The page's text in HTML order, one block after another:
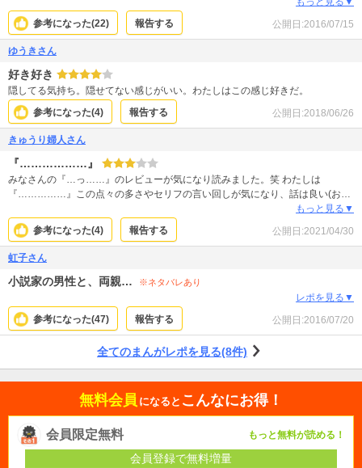
と激しい描写があればゾクゾクできたのになあなんて思ってしまいました。
参考になった(22) 報告する 公開日:2016/07/15
ゆうきさん
好き好き
隠してる気持ち。隠せてない感じがいい。わたしはこの感じ好きだ。
参考になった(4) 報告する 公開日:2018/06/26
きゅうり婦人さん
『………………』
みなさんの『…っ……』のレビューが気になり読みました。笑 わたしは
『……………』この点々の多さやセリフの言い回しが気になり、話は良い(おも
しろい)のに所々で ふふふ となりました。あと絵が上手くはなく、顔の構図や
いろいろな箇所が気になり度々止まってしまいます。
もっと見る▼
参考になった(4) 報告する 公開日:2021/04/30
虹子さん
小説家の男性と、両親… ※ネタバレあり
レポを見る▼
参考になった(47) 報告する 公開日:2016/07/20
全てのまんがレポを見る(8件)
無料会員 になると こんなにお得！
会員限定無料 もっと無料が読める！
会員登録で無料増量